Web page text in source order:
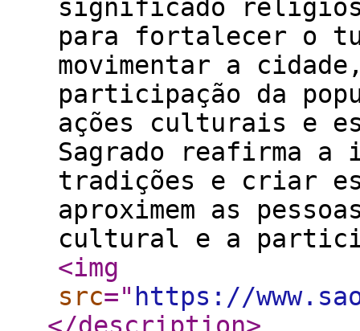
significado
para fortalecer o
movimentar a
participação da
ações culturais e
Sagrado reafirma a
tradições e criar
aproximem as
cultural e a
<img
src=" https://